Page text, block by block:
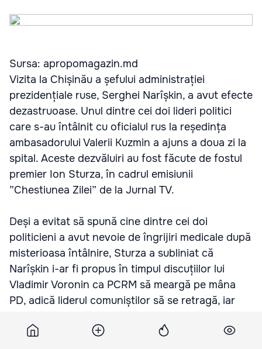
Sursa: apropomagazin.md
Vizita la Chișinău a șefului administrației
prezidențiale ruse, Serghei Narîșkin, a avut efecte
dezastruoase. Unul dintre cei doi lideri politici
care s-au întâlnit cu oficialul rus la reședința
ambasadorului Valerii Kuzmin a ajuns a doua zi la
spital. Aceste dezvăluiri au fost făcute de fostul
premier Ion Sturza, în cadrul emisiunii
”Chestiunea Zilei” de la Jurnal TV.
Deși a evitat să spună cine dintre cei doi
politicieni a avut nevoie de îngrijiri medicale după
misterioasa întâlnire, Sturza a subliniat că
Narîșkin i-ar fi propus în timpul discuțiilor lui
Vladimir Voronin ca PCRM să meargă pe mâna
PD, adică liderul comuniștilor să se retragă, iar